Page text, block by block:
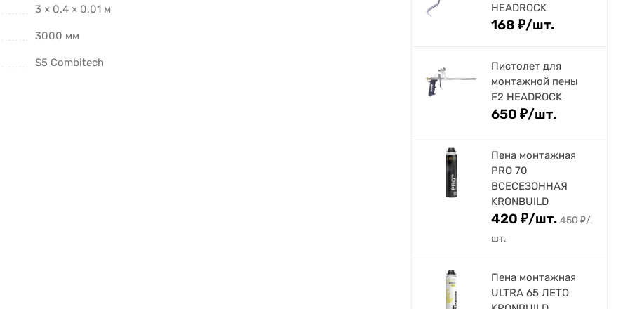
3 × 0.4 × 0.01 м
3000 мм
S5 Combitech
HEADROCK
168 ₽/шт.
Пистолет для
монтажной пены
F2 HEADROCK
650 ₽/шт.
Пена монтажная
PRO 70
ВСЕСЕЗОННАЯ
KRONBUILD
420 ₽/шт. 450₽/
шт.
Пена монтажная
ULTRA 65 ЛЕТО